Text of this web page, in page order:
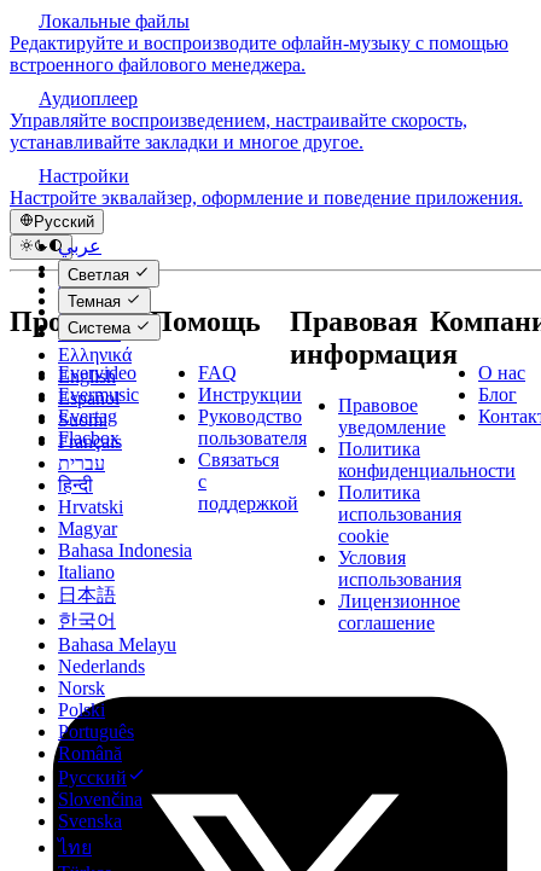
Локальные файлы
Редактируйте и воспроизводите офлайн-музыку с помощью
встроенного файлового менеджера.
Аудиоплеер
Управляйте воспроизведением, настраивайте скорость,
устанавливайте закладки и многое другое.
Настройки
Настройте эквалайзер, оформление и поведение приложения.
Русский
عربي
Català
Čeština
Dansk
Deutsch
Ελληνικά
English
Español
Suomi
Français
עברית
हिन्दी
Hrvatski
Magyar
Bahasa Indonesia
Italiano
日本語
한국어
Bahasa Melayu
Nederlands
Norsk
Polski
Português
Română
Русский
Slovenčina
Svenska
ไทย
Светлая
Темная
Система
Продукты
Evervideo
Evermusic
Evertag
Flacbox
Помощь
FAQ
Инструкции
Руководство
пользователя
Связаться
с
поддержкой
Правовая
информация
Правовое
уведомление
Политика
конфиденциальности
Политика
использования
cookie
Условия
использования
Лицензионное
соглашение
О нас
Блог